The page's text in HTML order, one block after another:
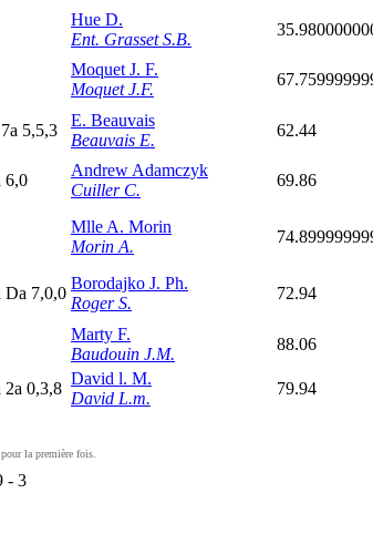
Hue D.
Ent. Grasset S.B.
Moquet J. F.
Moquet J.F.
7a 5,5,3
E. Beauvais
Beauvais E.
62.44
6,0
Andrew Adamczyk
Cuiller C.
69.86
Mlle A. Morin
Morin A.
Da 7,0,0
Borodajko J. Ph.
Roger S.
72.94
Marty F.
Baudouin J.M.
88.06
2a 0,3,8
David l. M.
David L.m.
79.94
la première fois.
- 3